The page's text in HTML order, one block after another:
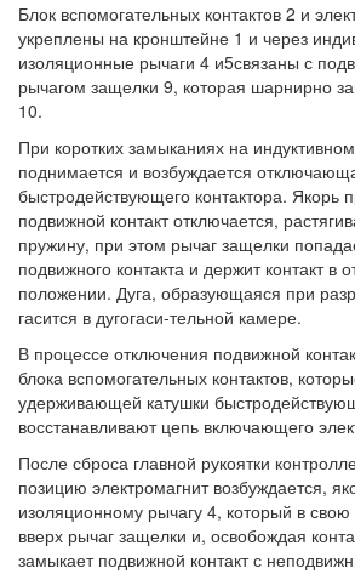
Блок вспомогательных контактов 2 и
укреплены на кронштейне 1 и через
изоляционные рычаги 4 и5связаны с
рычагом защелки 9, которая шарнирно
10.
При коротких замыканиях на
поднимается и возбуждается
быстродействующего контактора. Якорь
подвижной контакт отключается,
пружину, при этом рычаг защелки
подвижного контакта и держит контакт в
положении. Дуга, образующаяся при
гасится в дугогаси-тельной камере.
В процессе отключения подвижной
блока вспомогательных контактов,
удерживающей катушки
восстанавливают цепь включающего
После сброса главной рукоятки
позицию электромагнит возбуждается,
изоляционному рычагу 4, который в
вверх рычаг защелки и, освобождая
замыкает подвижной контакт с